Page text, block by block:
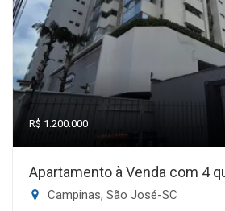
R$ 1.200.000
Apartamento à Venda com 4
Campinas, São José-SC